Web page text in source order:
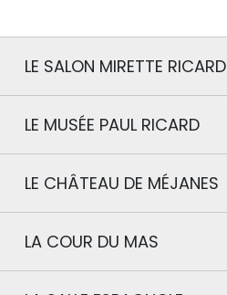
LE SALON MIRETTE RICARD
LE MUSÉE PAUL RICARD
LE CHÂTEAU DE MÉJANES
LA COUR DU MAS